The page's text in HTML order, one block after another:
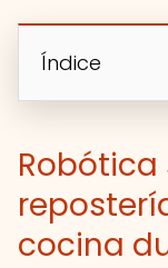
Índice
Robótica
cocina